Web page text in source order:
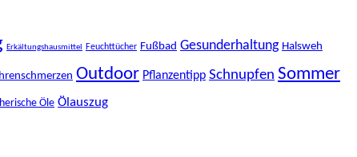
Erkältungshausmittel Feuchttücher Fußbad Gesunderhaltung Halsweh
Outdoor Pflanzentipp Schnupfen Sommer
Öle Ölauszug